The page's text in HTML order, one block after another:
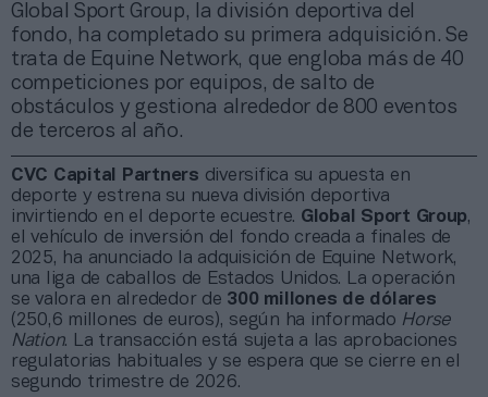
Global Sport Group, la división deportiva del
fondo, ha completado su primera adquisición. Se
trata de Equine Network, que engloba más de 40
competiciones por equipos, de salto de
obstáculos y gestiona alrededor de 800 eventos
de terceros al año.
CVC Capital Partners diversifica su apuesta en
deporte y estrena su nueva división deportiva
invirtiendo en el deporte ecuestre. Global Sport Group,
el vehículo de inversión del fondo creada a finales de
2025, ha anunciado la adquisición de Equine Network,
una liga de caballos de Estados Unidos. La operación
se valora en alrededor de 300 millones de dólares
(250,6 millones de euros), según ha informado Horse
Nation. La transacción está sujeta a las aprobaciones
regulatorias habituales y se espera que se cierre en el
segundo trimestre de 2026.